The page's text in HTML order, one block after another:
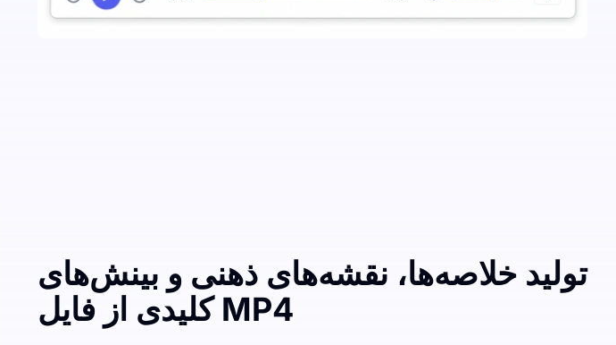
تولید خلاصه‌ها، نقشه‌های ذهنی و بینش‌های
کلیدی از فایل MP4